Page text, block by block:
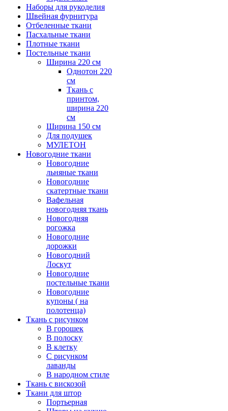
Наборы для рукоделия
Швейная фурнитура
Отбеленные ткани
Пасхальные ткани
Плотные ткани
Постельные ткани
Ширина 220 см
Однотон 220
см
Ткань с
принтом,
ширина 220
см
Ширина 150 см
Для подушек
МУЛЕТОН
Новогодние ткани
Новогодние
льняные ткани
Новогодние
скатертные ткани
Вафельная
новогодняя ткань
Новогодняя
рогожка
Новогодние
дорожки
Новогодний
Лоскут
Новогодние
постельные ткани
Новогодние
купоны ( на
полотенца)
Ткань с рисунком
В горошек
В полоску
В клетку
С рисунком
лаванды
В народном стиле
Ткань с вискозой
Ткани для штор
Портьерная